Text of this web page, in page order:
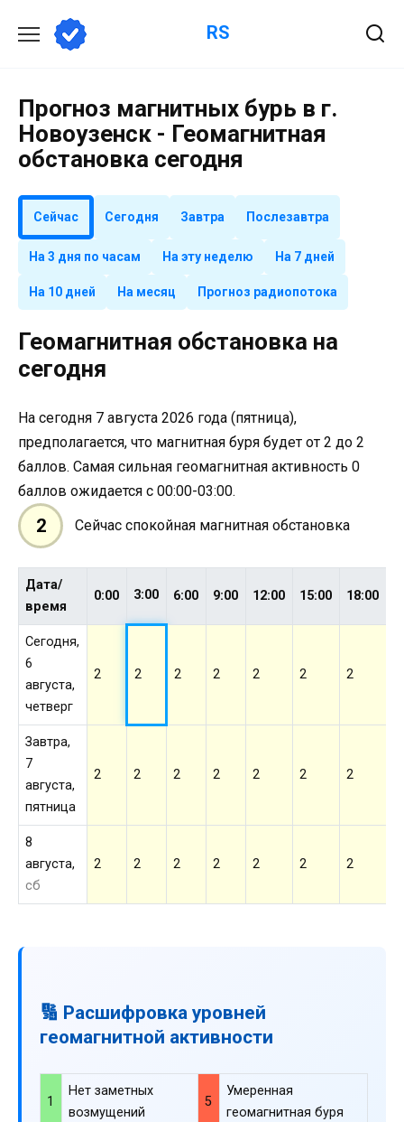
содержанию
RS
Прогноз магнитных бурь в г.
Новоузенск - Геомагнитная
обстановка сегодня
Сейчас Сегодня Завтра Послезавтра
На 3 дня по часам На эту неделю На 7 дней
На 10 дней На месяц Прогноз радиопотока
Геомагнитная обстановка на
сегодня
На сегодня 7 августа 2026 года (пятница),
предполагается, что магнитная буря будет от 2 до 2
баллов. Самая сильная геомагнитная активность 0
баллов ожидается с 00:00-03:00.
2 Сейчас спокойная магнитная обстановка
Дата/
время
0:00 3:00 6:00 9:00 12:00 15:00 18:00
Сегодня,
6
августа,
четверг
2 2 2 2 2 2 2
Завтра,
7
августа,
пятница
2 2 2 2 2 2 2
8
августа,
сб
2 2 2 2 2 2 2
🔢 Расшифровка уровней
геомагнитной активности
1
Нет заметных
возмущений
5
Умеренная
геомагнитная буря